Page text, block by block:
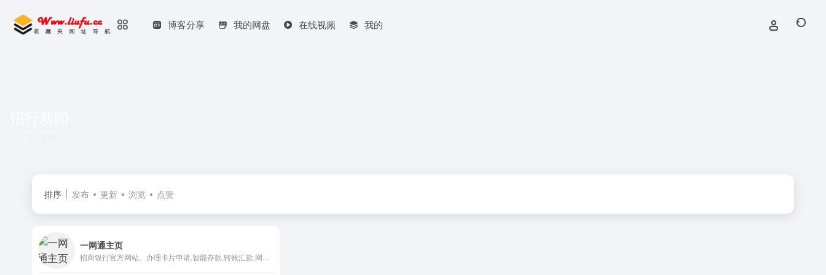
博客分享 我的网盘 在线视频 我的
排序 发布 更新 浏览 点赞
一网通主页